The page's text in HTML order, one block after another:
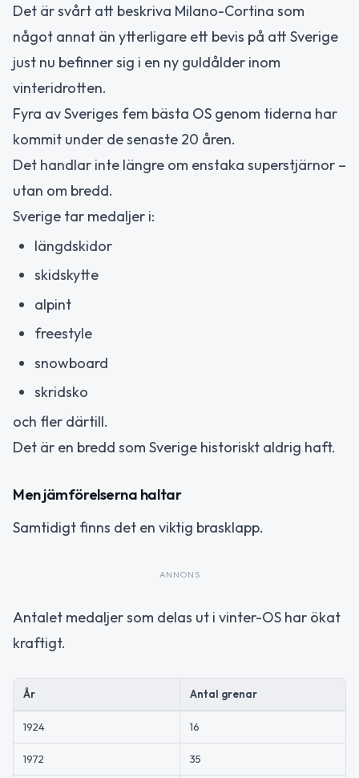
Det är svårt att beskriva Milano-Cortina som
något annat än ytterligare ett bevis på att Sverige
just nu befinner sig i en ny guldålder inom
vinteridrotten.
Fyra av Sveriges fem bästa OS genom tiderna har
kommit under de senaste 20 åren.
Det handlar inte längre om enstaka superstjärnor –
utan om bredd.
Sverige tar medaljer i:
längdskidor
skidskytte
alpint
freestyle
snowboard
skridsko
och fler därtill.
Det är en bredd som Sverige historiskt aldrig haft.
Men jämförelserna haltar
Samtidigt finns det en viktig brasklapp.
ANNONS
Antalet medaljer som delas ut i vinter-OS har ökat
kraftigt.
År Antal grenar
1924 16
1972 35